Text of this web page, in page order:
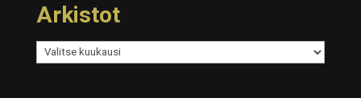
Arkistot
Arkistot